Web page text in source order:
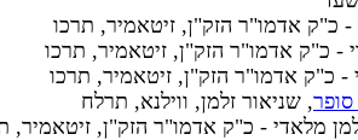
- כ"ק אדמו"ר הזק"ן, זיטאמיר, תרכו
- כ"ק אדמו"ר הזק"ן, זיטאמיר, תרכו
- כ"ק אדמו"ר הזק"ן, זיטאמיר, תרכו
, שניאור זלמן, ווילנא, תרלח
מלאדי - כ"ק אדמו"ר הזק"ן, זיטאמיר,